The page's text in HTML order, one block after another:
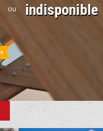
ou indisponible